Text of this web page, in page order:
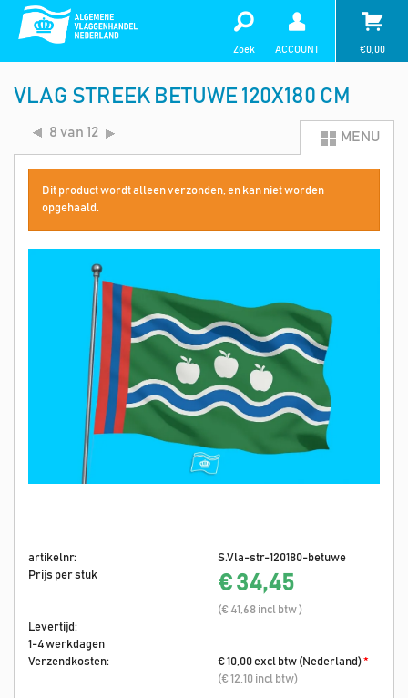
Zoek ACCOUNT €0,00
VLAG STREEK BETUWE 120X180 CM
8 van 12 MENU
Dit product wordt alleen verzonden, en kan niet worden
opgehaald.
artikelnr:
S.Vla-str-120180-betuwe
Prijs per stuk
€ 34,45
(€ 41,68 incl btw )
Levertijd:
1-4 werkdagen
Verzendkosten:
€ 10,00 excl btw (Nederland)*
(€ 12,10 incl btw)